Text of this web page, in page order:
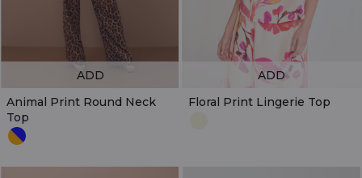
Animal Print Round Neck
Top
ADD
Floral Print Lingerie Top
ADD